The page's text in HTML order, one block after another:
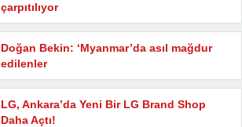
çarpıtılıyor
Doğan Bekin: ‘Myanmar’da asıl mağdur
edilenler
LG, Ankara’da Yeni Bir LG Brand Shop
Daha Açtı!